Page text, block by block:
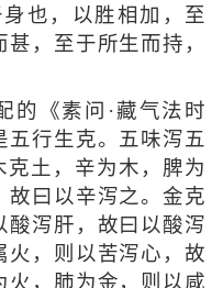
也，以胜相加，至
，至于所生而持，
的《素问·藏气法时
五行生克。五味泻五
克土，辛为木，脾为
故曰以辛泻之。金克
酸泻肝，故曰以酸泻
火，则以苦泻心，故
火，肺为金，则以咸